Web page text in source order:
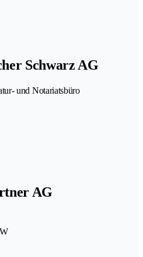
Schwarz AG
und Notariatsbüro
AG